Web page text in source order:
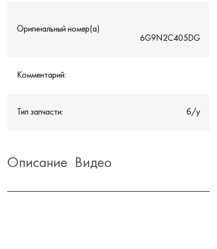
Оригинальный номер(а)
6G9N2C405DG
Комментарий:
Тип запчасти: б/у
Описание Видео